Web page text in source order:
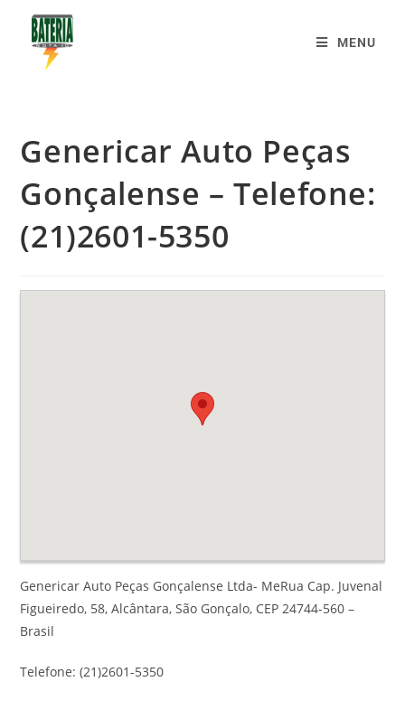
MENU
Genericar Auto Peças
Gonçalense – Telefone:
(21)2601-5350
Genericar Auto Peças Gonçalense Ltda- MeRua Cap. Juvenal
Figueiredo, 58, Alcântara, São Gonçalo, CEP 24744-560 –
Brasil
Telefone: (21)2601-5350